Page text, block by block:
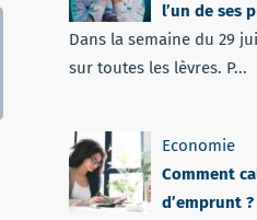
l’un de ses
Dans la semaine du 29
sur toutes les lèvres. P...
Economie
Comment
d’emprunt ?